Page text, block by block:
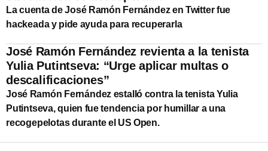
La cuenta de José Ramón Fernández en Twitter fue
hackeada y pide ayuda para recuperarla
José Ramón Fernández revienta a la tenista
Yulia Putintseva: “Urge aplicar multas o
descalificaciones”
José Ramón Fernández estalló contra la tenista Yulia
Putintseva, quien fue tendencia por humillar a una
recogepelotas durante el US Open.